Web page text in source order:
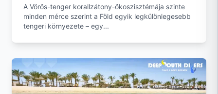
A Vörös-tenger korallzátony-ökoszisztémája szinte
minden mérce szerint a Föld egyik legkülönlegesebb
tengeri környezete – egy...